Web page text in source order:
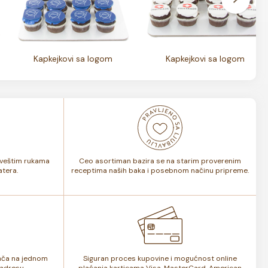
Kapkejkovi sa logom Kapkejkovi sa logom
rukama
Ceo asortiman bazira se na starim proverenim
receptima naših baka i posebnom načinu pripreme.
na jednom
Siguran proces kupovine i mogućnost online